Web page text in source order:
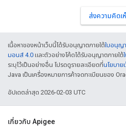
ส่งความคิดเ
เนื้อหาของหน้าเว็บนี้ได้รับอนุญาตภายใต้ใบอนุญ
มอนส์ 4.0 และตัวอย่างโค้ดได้รับอนุญาตภายใต้
ระบุไว้เป็นอย่างอื่น โปรดดูรายละเอียดที่นโยบาย
Java เป็นเครื่องหมายการค้าจดทะเบียนของ
อัปเดตล่าสุด 2026-02-03 UTC
เกี่ยวกับ Apigee